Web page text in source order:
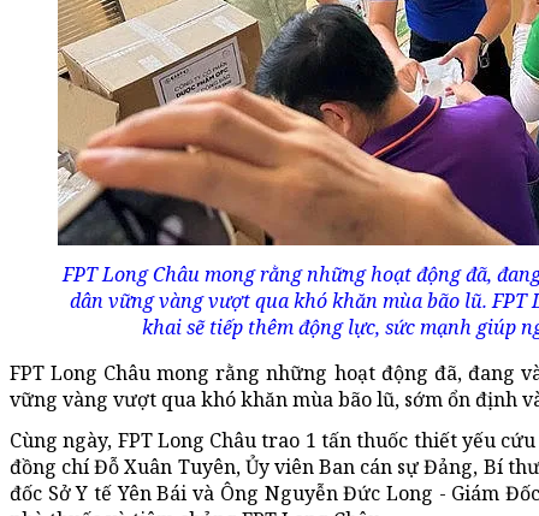
FPT Long Châu mong rằng những hoạt động đã,
dân vững vàng vượt qua khó khăn mùa bão lũ.
khai sẽ tiếp thêm động lực, sức mạnh giúp
FPT Long Châu mong rằng những hoạt động đã, đang
vững vàng vượt qua khó khăn mùa bão lũ, sớm ổn định
Cùng ngày, FPT Long Châu trao 1 tấn thuốc thiết yếu
đồng chí Đỗ Xuân Tuyên, Ủy viên Ban cán sự Đảng, Bí
đốc Sở Y tế Yên Bái và Ông Nguyễn Đức Long - Giám